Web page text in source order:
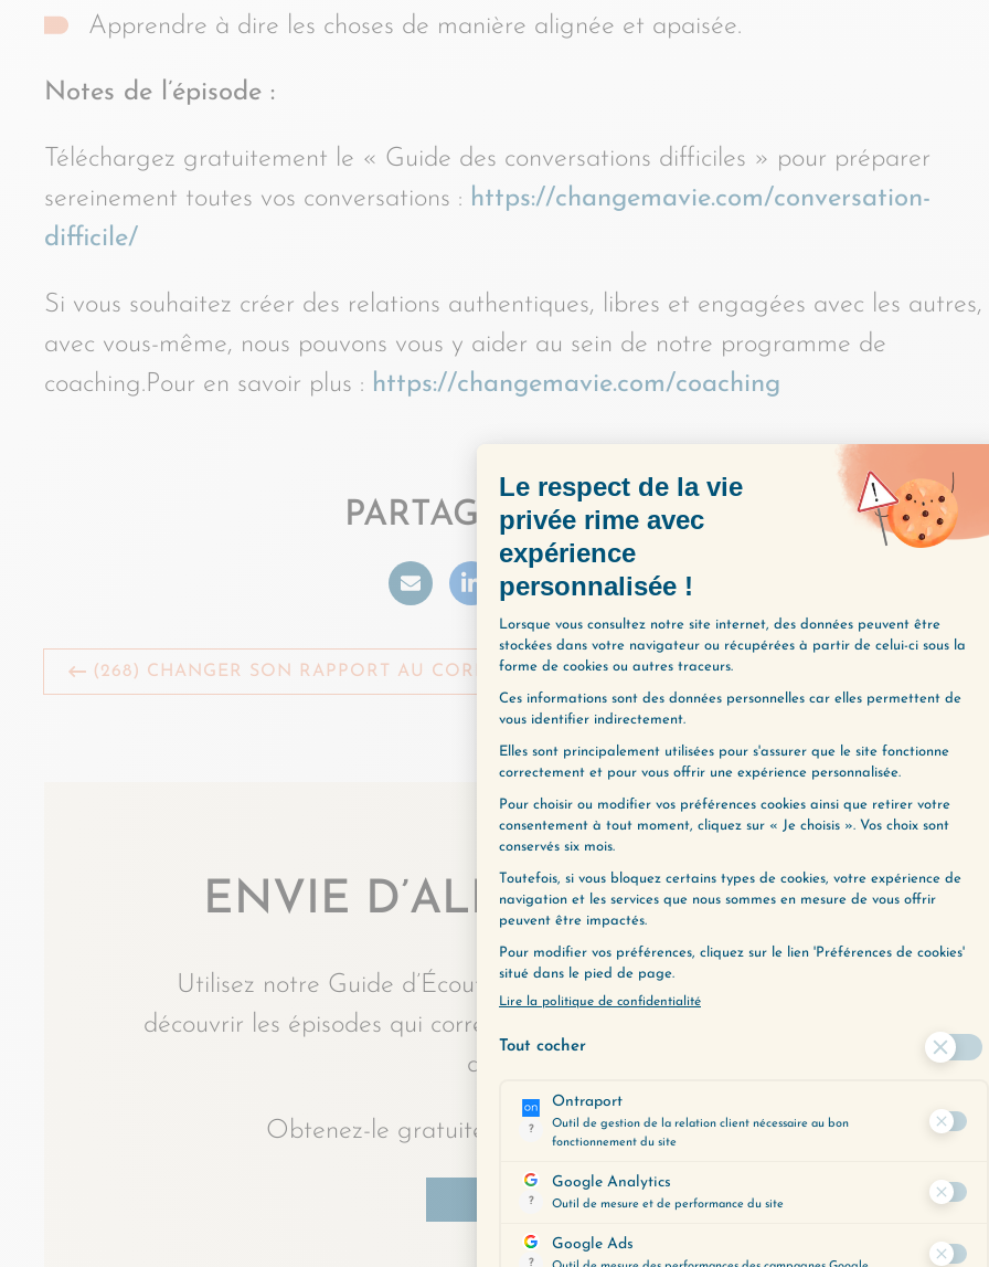
Apprendre à dire les choses de manière alignée et apaisée.
Notes de l’épisode :
Téléchargez gratuitement le « Guide des conversations difficiles » pour préparer
sereinement toutes vos conversations : https://changemavie.com/conversation-
difficile/
Si vous souhaitez créer des relations authentiques, libres et engagées avec les
avec vous-même, nous pouvons vous y aider au sein de notre programme de
coaching.Pour en savoir plus : https://changemavie.com/coaching
PARTAGER L'ÉPISODE
(268) CHANGER SON RAPPORT AU CORPS (270) DU TEMPS POUR RÉFLÉCHIR
ENVIE D’ALLER PLUS LOIN ?
Utilisez notre Guide d’Écoute, un outil précieux pour vous aider à
découvrir les épisodes qui correspondent le mieux à vos préoccupations
du moment.
Obtenez-le gratuitement en cliquant ci-dessous :
JE LE VEUX